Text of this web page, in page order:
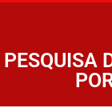
PESQUISA